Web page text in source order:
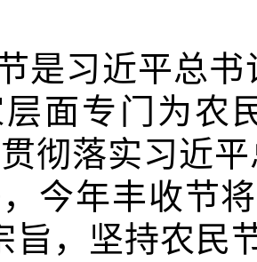
是习近平总
面专门为农
彻落实习近
今年丰收节
旨，坚持农民